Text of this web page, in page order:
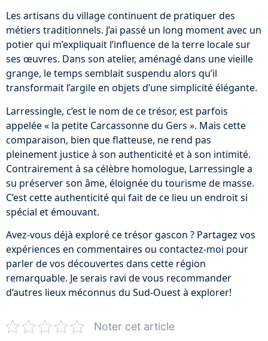
Les artisans du village continuent de pratiquer des
métiers traditionnels. J’ai passé un long moment avec un
potier qui m’expliquait l’influence de la terre locale sur
ses œuvres. Dans son atelier, aménagé dans une vieille
grange, le temps semblait suspendu alors qu’il
transformait l’argile en objets d’une simplicité élégante.
Larressingle, c’est le nom de ce trésor, est parfois
appelée « la petite Carcassonne du Gers ». Mais cette
comparaison, bien que flatteuse, ne rend pas
pleinement justice à son authenticité et à son intimité.
Contrairement à sa célèbre homologue, Larressingle a
su préserver son âme, éloignée du tourisme de masse.
C’est cette authenticité qui fait de ce lieu un endroit si
spécial et émouvant.
Avez-vous déjà exploré ce trésor gascon ? Partagez vos
expériences en commentaires ou contactez-moi pour
parler de vos découvertes dans cette région
remarquable. Je serais ravi de vous recommander
d’autres lieux méconnus du Sud-Ouest à explorer!
Noter cet article